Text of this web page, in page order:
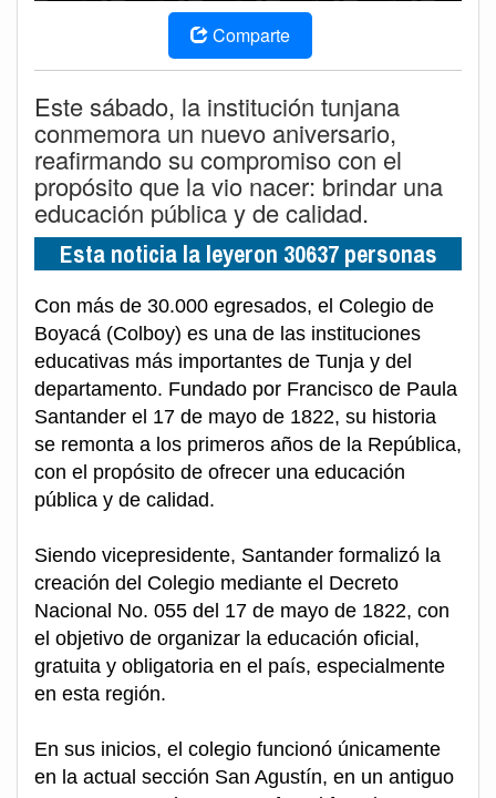
Comparte
Este sábado, la institución tunjana
conmemora un nuevo aniversario,
reafirmando su compromiso con el
propósito que la vio nacer: brindar una
educación pública y de calidad.
Esta noticia la leyeron 30637 personas
Con más de 30.000 egresados, el Colegio de
Boyacá (Colboy) es una de las instituciones
educativas más importantes de Tunja y del
departamento. Fundado por Francisco de Paula
Santander el 17 de mayo de 1822, su historia
se remonta a los primeros años de la República,
con el propósito de ofrecer una educación
pública y de calidad.
Siendo vicepresidente, Santander formalizó la
creación del Colegio mediante el Decreto
Nacional No. 055 del 17 de mayo de 1822, con
el objetivo de organizar la educación oficial,
gratuita y obligatoria en el país, especialmente
en esta región.
En sus inicios, el colegio funcionó únicamente
en la actual sección San Agustín, en un antiguo